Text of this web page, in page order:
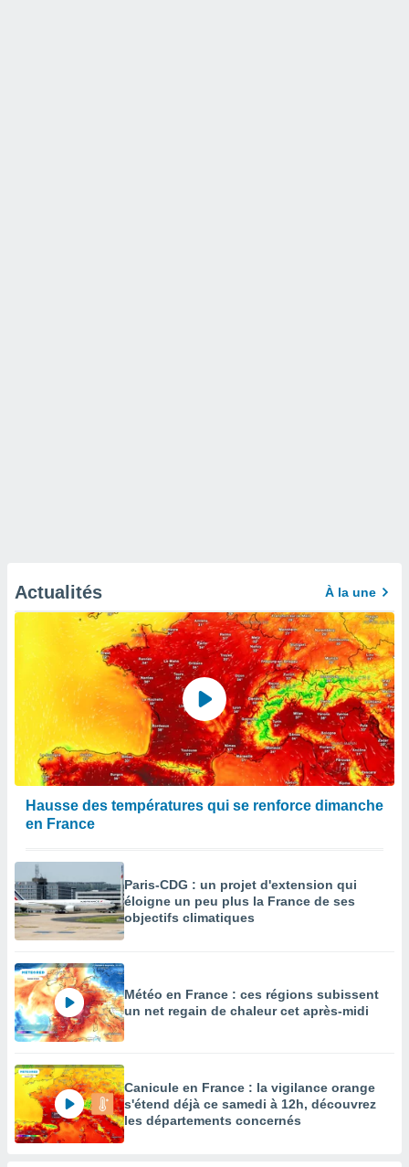
Actualités À la une
Hausse des températures qui se renforce dimanche
en France
Paris-CDG : un projet d'extension qui
éloigne un peu plus la France de ses
objectifs climatiques
Météo en France : ces régions subissent
un net regain de chaleur cet après-midi
Canicule en France : la vigilance orange
s'étend déjà ce samedi à 12h, découvrez
les départements concernés